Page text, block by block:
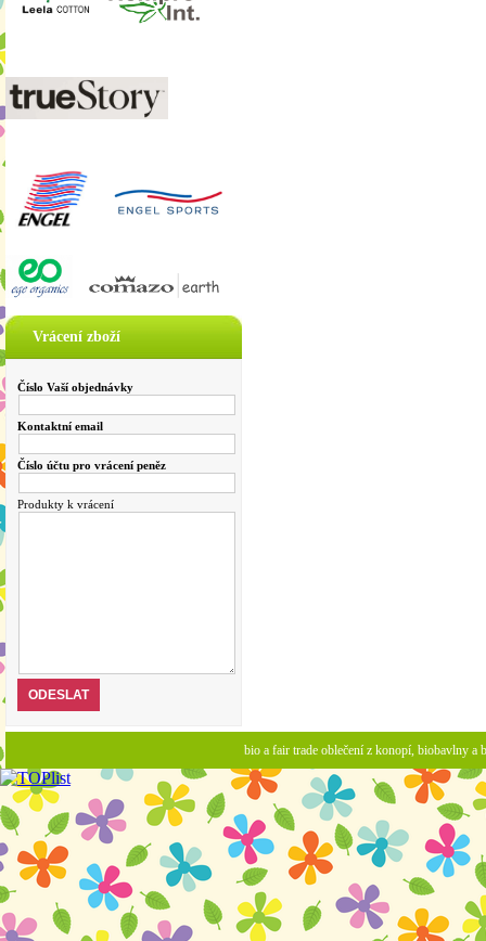
Vrácení zboží
Číslo Vaší objednávky
Kontaktní email
Číslo účtu pro vrácení peněz
Produkty k vrácení
bio a fair trade oblečení z konopí, biobavlny a